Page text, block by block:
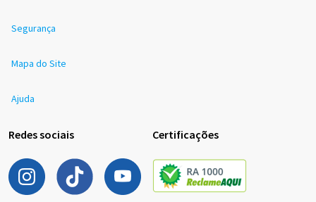
Segurança
Mapa do Site
Ajuda
Redes sociais Certificações